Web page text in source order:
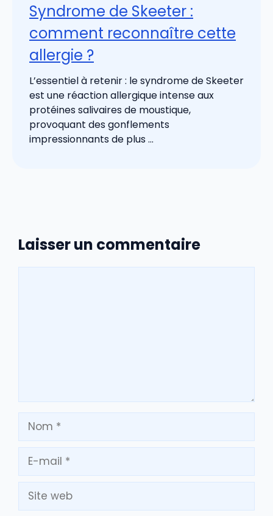
Syndrome de Skeeter :
comment reconnaître cette
allergie ?
L’essentiel à retenir : le syndrome de Skeeter
est une réaction allergique intense aux
protéines salivaires de moustique,
provoquant des gonflements
impressionnants de plus ...
Laisser un commentaire
Nom
mail
Site
web